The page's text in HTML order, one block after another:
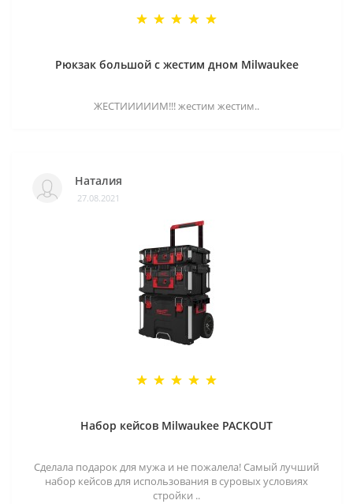
Рюкзак большой с жестим дном Milwaukee
ЖЕСТИИИИИМ!!! жестим жестим..
Наталия
27.08.2021
Набор кейсов Milwaukee PACKOUT
Сделала подарок для мужа и не пожалела! Самый лучший
набор кейсов для использования в суровых условиях
стройки ..